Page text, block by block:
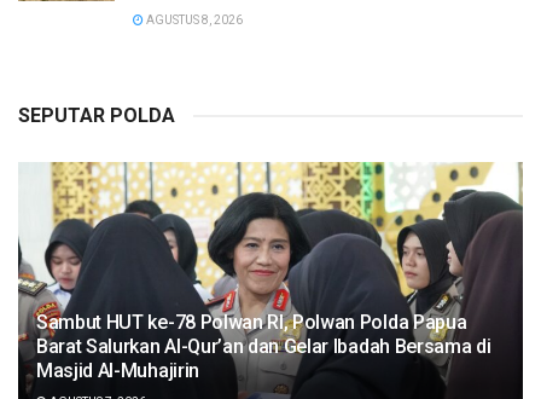
AGUSTUS 8, 2026
SEPUTAR POLDA
Sambut HUT ke-78 Polwan RI, Polwan Polda Papua
Barat Salurkan Al-Qur’an dan Gelar Ibadah Bersama di
Masjid Al-Muhajirin